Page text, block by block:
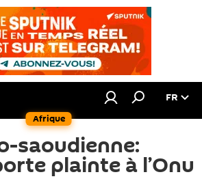
Afrique
FR
saoudienne:
plainte à l’Onu